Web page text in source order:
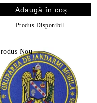
Produs Disponibil